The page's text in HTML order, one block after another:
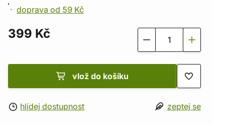
doprava od 59 Kč
399 Kč
vlož do košíku
hlídej dostupnost zeptej se